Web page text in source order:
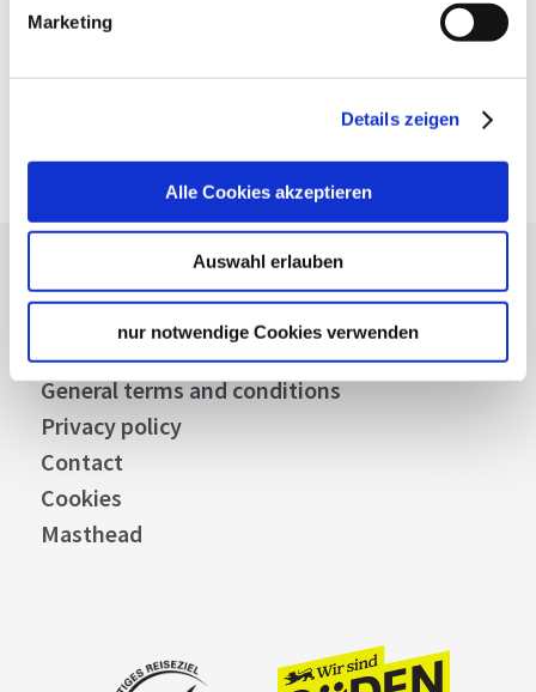
Marketing
Details zeigen
Alle Cookies akzeptieren
Auswahl erlauben
nur notwendige Cookies verwenden
Press
Stuttgart Convention Bureau
Picture Database
General terms and conditions
Privacy policy
Contact
Cookies
Masthead